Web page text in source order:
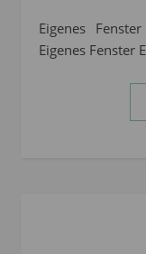
Eigenes Fenster Eigenes Fenster Eigenes Fenster
Eigenes Fenster